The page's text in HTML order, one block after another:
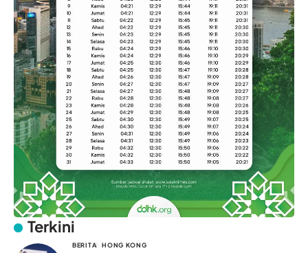
Terkini
BERITA HONG KONG